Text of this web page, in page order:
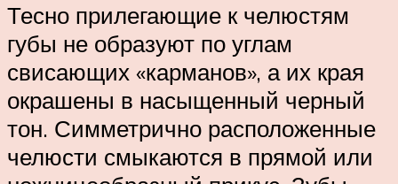
Тесно прилегающие к челюстям
губы не образуют по углам
свисающих «карманов», а их края
окрашены в насыщенный черный
тон. Симметрично расположенные
челюсти смыкаются в прямой или